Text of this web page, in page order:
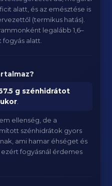
alatt, és az emésztése is
(termikus hatás).
legalább 1,6–
alatt.
g szénhidrátot
ellenség, de a
szénhidrátok gyors
ami hamar éhséget és
fogyásnál érdemes